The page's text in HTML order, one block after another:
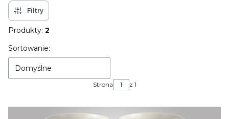
Filtry
Produkty: 2
Lista produktów
Sortowanie:
Domyślne
Strona z 1